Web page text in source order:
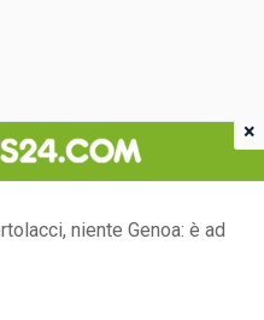
niente Genoa: è ad
×